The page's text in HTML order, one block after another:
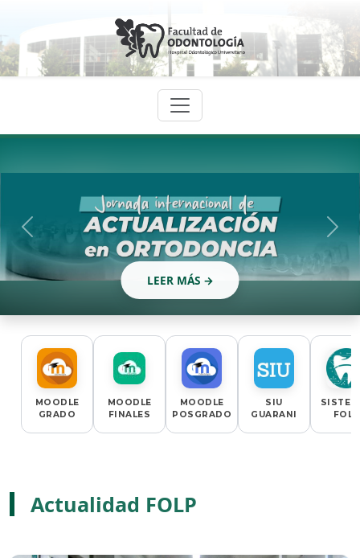
LEER MÁS →
LEER MÁS →
MOODLE
GRADO
MOODLE
FINALES
MOODLE
POSGRADO
SIU
GUARANI
FOLP
Actualidad FOLP